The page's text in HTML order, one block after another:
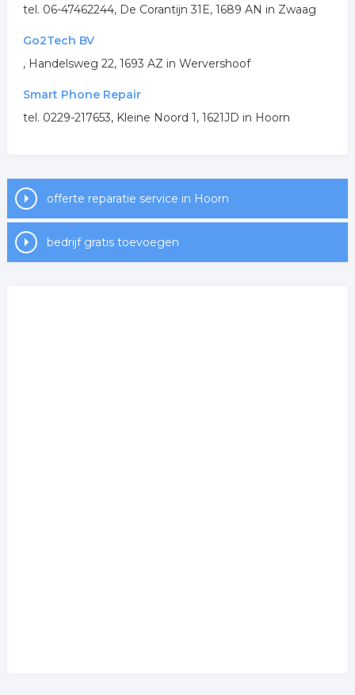
reparatie computer reparatie laptop
.
tel. 06-47462244, De Corantijn 31E, 1689 AN in Zwaag
Go2Tech BV
, Handelsweg 22, 1693 AZ in Wervershoof
Smart Phone Repair
tel. 0229-217653, Kleine Noord 1, 1621JD in Hoorn
offerte reparatie service in Hoorn
bedrijf gratis toevoegen